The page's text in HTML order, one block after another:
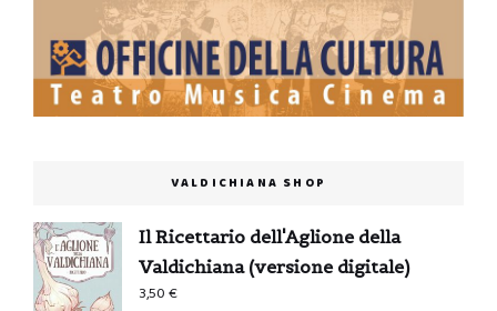
VALDICHIANA SHOP
Il Ricettario dell'Aglione della
Valdichiana (versione digitale)
3,50€